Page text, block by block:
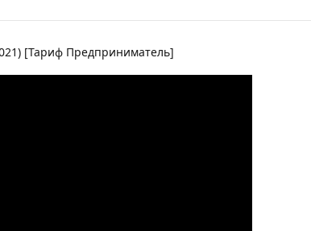
[Тариф Предприниматель]